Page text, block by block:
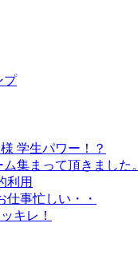
プ
学生パワー！？
集まって頂きました。
用
事忙しい・・
キレ！